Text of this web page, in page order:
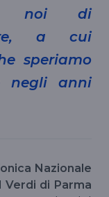
noi di
a cui
speriamo
negli anni
Nazionale
Verdi di Parma